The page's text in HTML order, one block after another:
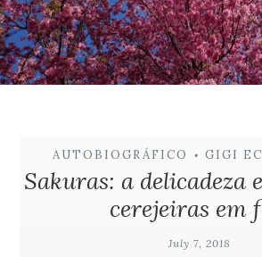
AUTOBIOGRÁFICO • GIGI
Sakuras: a delicadeza
cerejeiras em
July 7, 2018